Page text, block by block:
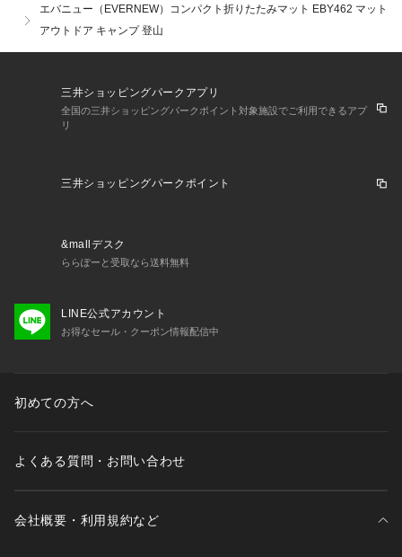
エバニュー（EVERNEW）コンパクト折りたたみマット EBY462 マット
アウトドア キャンプ 登山
三井ショッピングパークアプリ
全国の三井ショッピングパークポイント対象施設でご利用できるアプ
リ
三井ショッピングパークポイント
&mallデスク
ららぽーと受取なら送料無料
LINE公式アカウント
お得なセール・クーポン情報配信中
初めての方へ
よくある質問・お問い合わせ
会社概要・利用規約など